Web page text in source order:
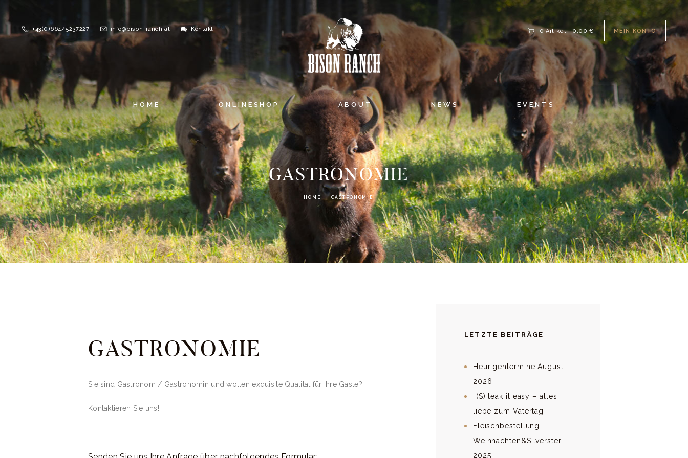
+43(0)664/5237227 info@bison-ranch.at Kontakt 0 Artikel-0,00 € MEIN KONTO
HOME ONLINESHOP ABOUT NEWS EVENTS
GASTRONOMIE
HOME GASTRONOMIE
HOME
ONLINESHOP
ABOUT
NEWS
EVENTS
GASTRONOMIE
Sie sind Gastronom / Gastronomin und wollen exquisite Qualität für Ihre Gäste?
Kontaktieren Sie uns!
LETZTE BEITRÄGE
Heurigentermine August
2026
„(S) teak it easy – alles
liebe zum Vatertag
Fleischbestellung
Weihnachten&Silverster
2025